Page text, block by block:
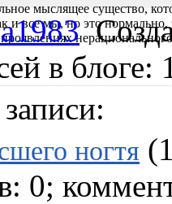
мыслящее существо,
и все мы, но это
нерационального
в блоге:
ногтя
0;